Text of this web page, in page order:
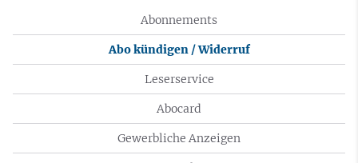
Abonnements
Abo kündigen / Widerruf
Leserservice
Abocard
Gewerbliche Anzeigen